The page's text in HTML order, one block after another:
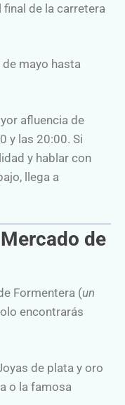
de la carretera
mayo hasta
afluencia de
y las 20:00. Si
y hablar con
llega a
de
Formentera (un
encontrarás
de plata y oro
o la famosa